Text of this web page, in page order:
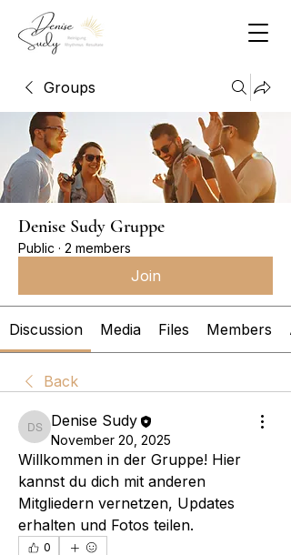
Groups
Denise Sudy Gruppe
Public · 2 members
Join
Discussion Media Files Members
Back
Denise Sudy
Denise Sudy
November 20, 2025
Willkommen in der Gruppe! Hier
kannst du dich mit anderen
Mitgliedern vernetzen, Updates
erhalten und Fotos teilen.
0